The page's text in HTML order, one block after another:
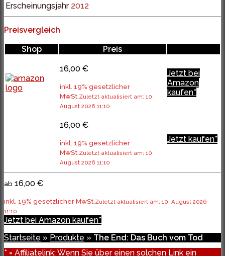
Erscheinungsjahr 2012
Preisvergleich
Shop
Preis
16,00 €
inkl. 19% gesetzlicher
MwSt.Zuletzt aktualisiert am: 10.
August 2026 11:10
Jetzt bei
Amazon
kaufen*
16,00 €
inkl. 19% gesetzlicher
MwSt.Zuletzt aktualisiert am: 10.
August 2026 11:10
Jetzt kaufen*
ab 16,00 €
inkl. 19% gesetzlicher MwSt.Zuletzt aktualisiert am: 10. August 2026
11:10
Jetzt bei Amazon kaufen*
Startseite » Produkte » The End: Das Buch vom Tod
* = Affiliatelink: Wenn Sie über einen solchen Link ein